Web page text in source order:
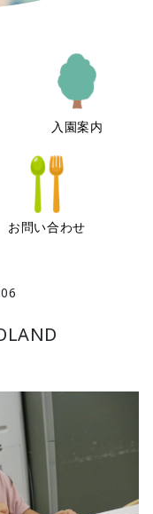
入園案内
お問い合わせ